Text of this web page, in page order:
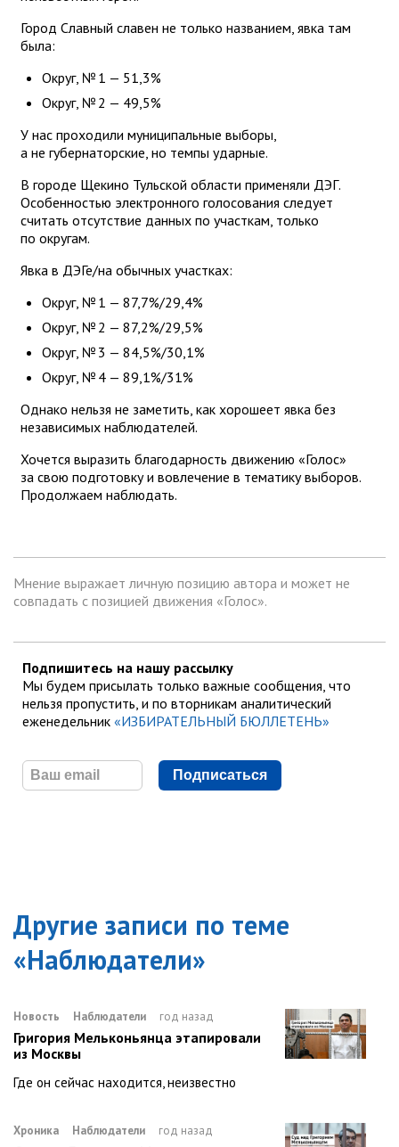
Город Славный славен не только названием, явка там
была:
Округ, № 1 — 51,3%
Округ, № 2 — 49,5%
У нас проходили муниципальные выборы,
а не губернаторские, но темпы ударные.
В городе Щекино Тульской области применяли ДЭГ.
Особенностью электронного голосования следует
считать отсутствие данных по участкам, только
по округам.
Явка в ДЭГе/на обычных участках:
Округ, № 1 — 87,7%/29,4%
Округ, № 2 — 87,2%/29,5%
Округ, № 3 — 84,5%/30,1%
Округ, № 4 — 89,1%/31%
Однако нельзя не заметить, как хорошеет явка без
независимых наблюдателей.
Хочется выразить благодарность движению «Голос»
за свою подготовку и вовлечение в тематику выборов.
Продолжаем наблюдать.
Мнение выражает личную позицию автора и может не
совпадать с позицией движения «Голос».
Подпишитесь на нашу рассылку
Мы будем присылать только важные сообщения, что
нельзя пропустить, и по вторникам аналитический
еженедельник «ИЗБИРАТЕЛЬНЫЙ БЮЛЛЕТЕНЬ»
Подписаться
Другие записи по теме
«Наблюдатели»
Новость Наблюдатели год назад
Григория Мельконьянца этапировали
из Москвы
Где он сейчас находится, неизвестно
Хроника Наблюдатели год назад